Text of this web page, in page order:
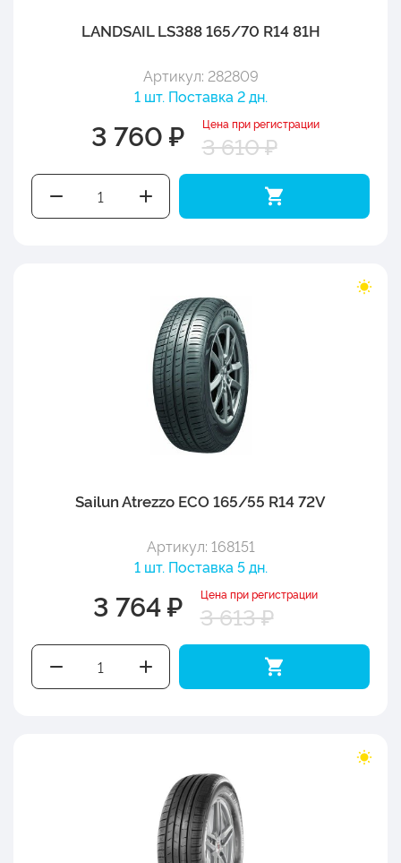
LANDSAIL LS388 165/70 R14 81H
Артикул: 282809
1 шт. Поставка 2 дн.
3 760 ₽ Цена при регистрации
3 610 ₽
Sailun Atrezzo ECO 165/55 R14 72V
Артикул: 168151
1 шт. Поставка 5 дн.
3 764 ₽ Цена при регистрации
3 613 ₽